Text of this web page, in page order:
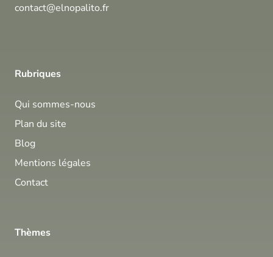
contact@elnopalito.fr
Rubriques
Qui sommes-nous
Plan du site
Blog
Mentions légales
Contact
Thèmes